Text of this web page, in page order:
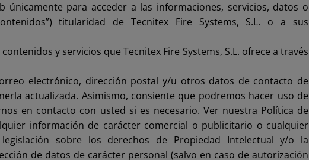
únicamente para acceder a las informaciones, servicios, datos o
titularidad de Tecnitex Fire Systems, S.L. o a sus
y servicios que Tecnitex Fire Systems, S.L. ofrece a través
electrónico, dirección postal y/u otros datos de contacto de
actualizada. Asimismo, consiente que podremos hacer uso de
en contacto con usted si es necesario. Ver nuestra Política de
información de carácter comercial o publicitario o cualquier
sobre los derechos de Propiedad Intelectual y/o la
de datos de carácter personal (salvo en caso de autorización